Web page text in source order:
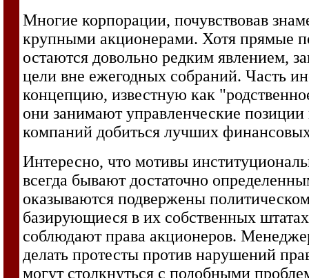
Многие корпорации, почувствовав
крупными акционерами. Хотя прямые
остаются довольно редким явлением,
цели вне ежегодных собраний. Часть
концепцию, известную как
они занимают управленческие
компаний добиться лучших
Интересно, что мотивы
всегда бывают достаточно
оказываются подвержены
базирующиеся в их собственных
соблюдают права акционеров.
делать протесты против нарушений
могут столкнуться с подобными